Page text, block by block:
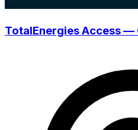
TotalEnergies Access —